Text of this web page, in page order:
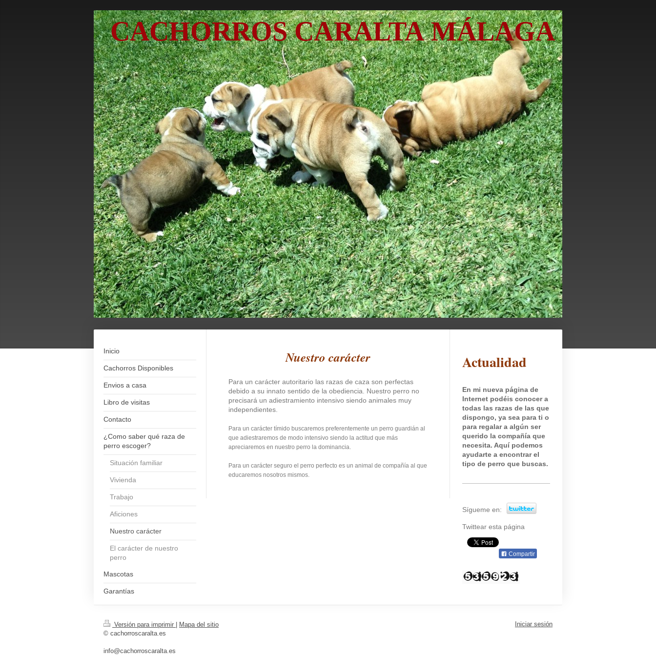
CACHORROS CARALTA MÁLAGA
Inicio
Cachorros Disponibles
Envios a casa
Libro de visitas
Contacto
¿Como saber qué raza de
perro escoger?
Situación familiar
Vivienda
Trabajo
Aficiones
Nuestro carácter
El carácter de nuestro
perro
Mascotas
Garantías
Nuestro carácter
Para un carácter autoritario las razas de caza son perfectas
debido a su innato sentido de la obediencia. Nuestro perro no
precisará un adiestramiento intensivo siendo animales muy
independientes.
Para un carácter tímido buscaremos preferentemente un perro guardián al
que adiestraremos de modo intensivo siendo la actitud que más
apreciaremos en nuestro perro la dominancia.
Para un carácter seguro el perro perfecto es un animal de compañía al que
educaremos nosotros mismos.
Actualidad
En mi nueva página de
Internet podéis conocer a
todas las razas de las que
dispongo, ya sea para ti o
para regalar a algún ser
querido la compañía que
necesita. Aquí podemos
ayudarte a encontrar el
tipo de perro que buscas.
Sígueme en:
Twittear esta página
Compartir
Versión para imprimir
Mapa del sitio
© cachorroscaralta.es
info@cachorroscaralta.es
Iniciar sesión